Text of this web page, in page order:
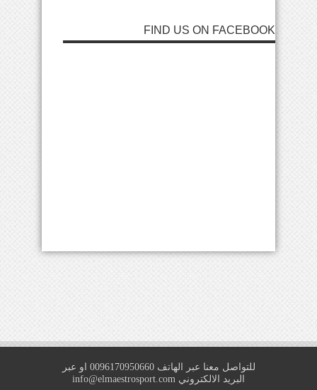
FIND US ON FACEBOOK
للتواصل معنا عبر الهاتف 0096170950660 او عبر
البريد الالكتروني info@elmaestrosport.com